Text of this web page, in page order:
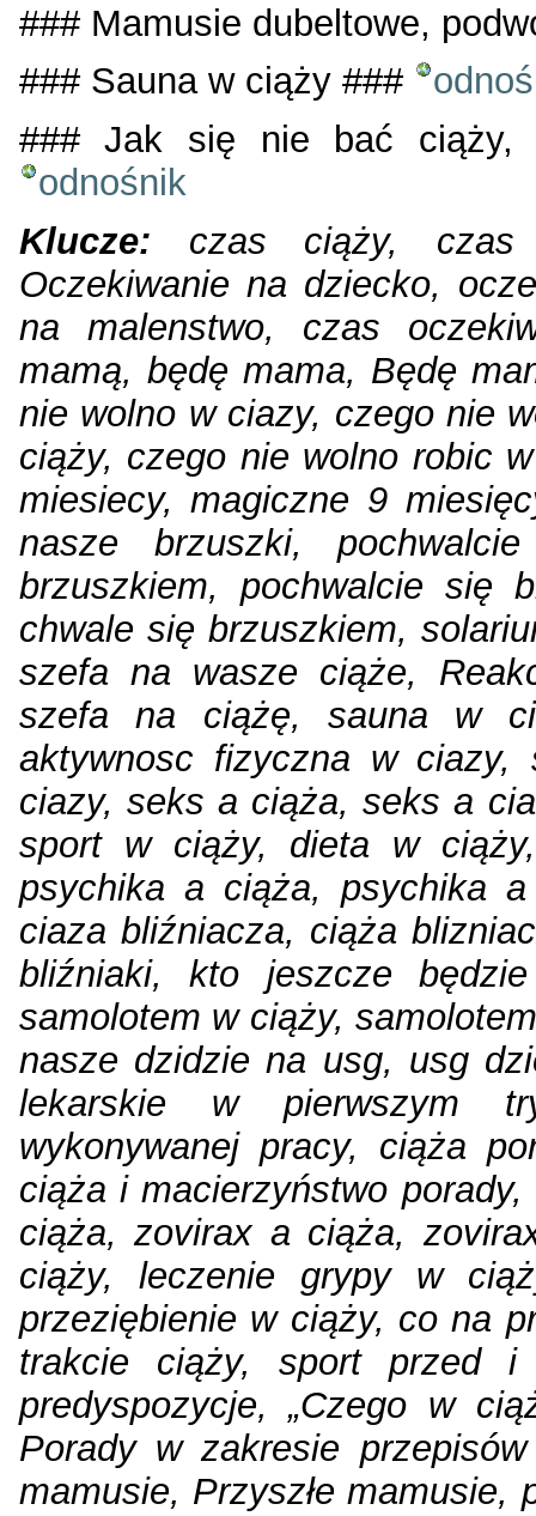
### Mamusie dubeltowe,
### Sauna w ciąży ###
### Jak się nie bać ciąży,
odnośnik
Klucze: czas ciąży, czas
Oczekiwanie na dziecko,
na malenstwo, czas
mamą, będę mama, Będę
nie wolno w ciazy, czego nie
ciąży, czego nie wolno robic
miesiecy, magiczne 9
nasze brzuszki,
brzuszkiem, pochwalcie się
chwale się brzuszkiem,
szefa na wasze ciąże,
szefa na ciążę, sauna w
aktywnosc fizyczna w
ciazy, seks a ciąża, seks a
sport w ciąży, dieta w
psychika a ciąża, psychika
ciaza bliźniacza, ciąża
bliźniaki, kto jeszcze
samolotem w ciąży,
nasze dzidzie na usg, usg
lekarskie w pierwszym
wykonywanej pracy, ciąża
ciąża i macierzyństwo
ciąża, zovirax a ciąża,
ciąży, leczenie grypy w
przeziębienie w ciąży, co na
trakcie ciąży, sport przed
predyspozycje, „Czego w
Porady w zakresie
mamusie, Przyszłe mamusie,